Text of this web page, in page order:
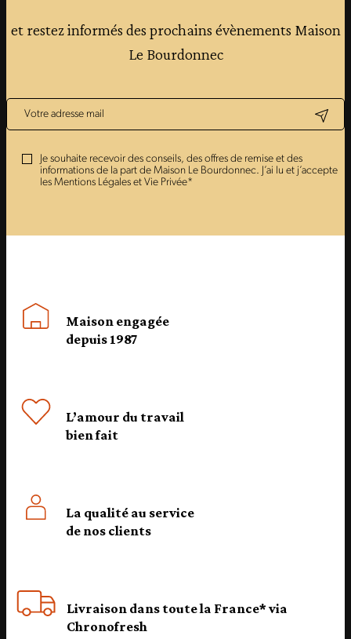
et restez informés des prochains évènements Maison
Le Bourdonnec
Je souhaite recevoir des conseils, des offres de remise et des
informations de la part de Maison Le Bourdonnec. J’ai lu et j’accepte
les Mentions Légales et Vie Privée*
Maison engagée
depuis 1987
L’amour du travail
bien fait
La qualité au service
de nos clients
Livraison dans toute la France* via
Chronofresh